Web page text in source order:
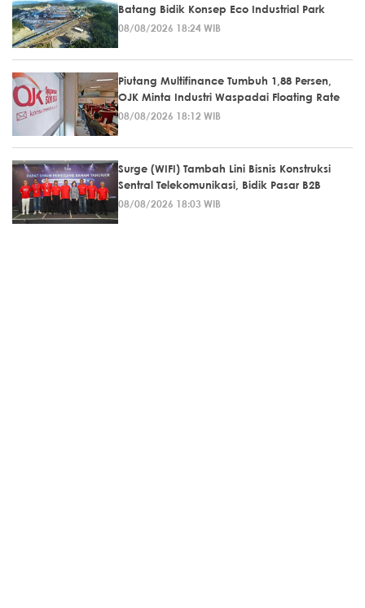
Batang Bidik Konsep Eco Industrial Park
08/08/2026 18:24 WIB
Piutang Multifinance Tumbuh 1,88 Persen,
OJK Minta Industri Waspadai Floating Rate
08/08/2026 18:12 WIB
Surge (WIFI) Tambah Lini Bisnis Konstruksi
Sentral Telekomunikasi, Bidik Pasar B2B
08/08/2026 18:03 WIB